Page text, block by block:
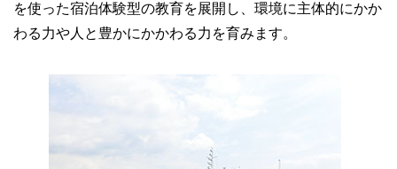
を使った宿泊体験型の教育を展開し、環境に主体的にかか
わる力や人と豊かにかかわる力を育みます。